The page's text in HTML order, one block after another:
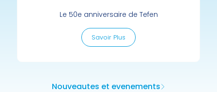
Le 50e anniversaire de Tefen
Savoir Plus
Nouveautes et evenements